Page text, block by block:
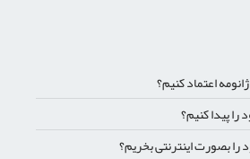
اعتماد کنیم؟
پیدا کنیم؟
بصورت اینترنتی بخریم؟